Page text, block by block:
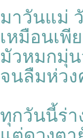
มาวันแม่
เหมือนเพี
มัวหมกมุ่น
จนลืมห่ว
ทุกวันนี้ร่า